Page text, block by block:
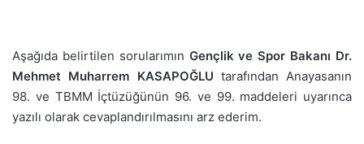
Aşağıda belirtilen sorularımın Gençlik ve Spor Bakanı Dr.
Mehmet Muharrem KASAPOĞLU tarafından Anayasanın
98. ve TBMM İçtüzüğünün 96. ve 99. maddeleri uyarınca
yazılı olarak cevaplandırılmasını arz ederim.